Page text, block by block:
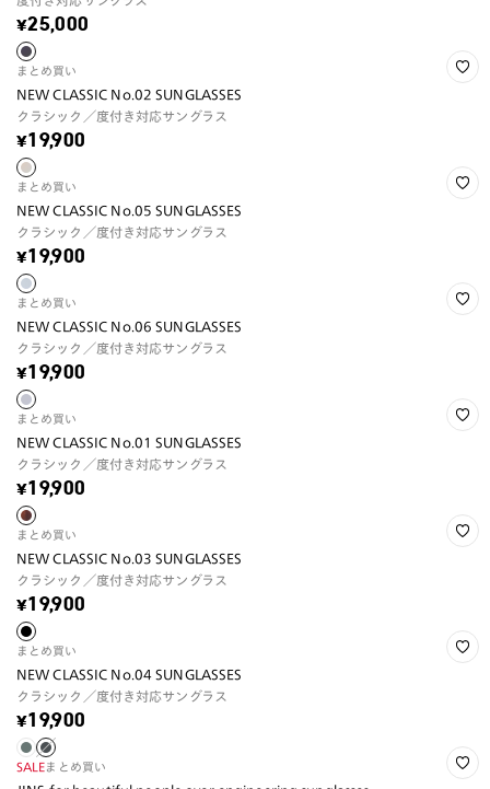
¥25,000
まとめ買い
NEW CLASSIC No.02 SUNGLASSES
クラシック／度付き対応サングラス
¥19,900
まとめ買い
NEW CLASSIC No.05 SUNGLASSES
クラシック／度付き対応サングラス
¥19,900
まとめ買い
NEW CLASSIC No.06 SUNGLASSES
クラシック／度付き対応サングラス
¥19,900
まとめ買い
NEW CLASSIC No.01 SUNGLASSES
クラシック／度付き対応サングラス
¥19,900
まとめ買い
NEW CLASSIC No.03 SUNGLASSES
クラシック／度付き対応サングラス
¥19,900
まとめ買い
NEW CLASSIC No.04 SUNGLASSES
クラシック／度付き対応サングラス
¥19,900
SALEまとめ買い